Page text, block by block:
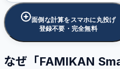
面倒な計算をスマホに丸投げ
登録不要・完全無料
なぜ「FAMIKAN